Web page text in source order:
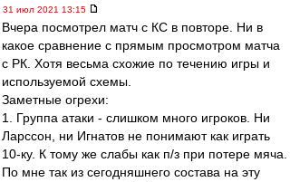
31 июл 2021 13:15
Вчера посмотрел матч с КС в повторе. Ни в
какое сравнение с прямым просмотром матча
с РК. Хотя весьма схожие по течению игры и
используемой схемы.
Заметные огрехи:
1. Группа атаки - слишком много игроков. Ни
Ларссон, ни Игнатов не понимают как играть
10-ку. К тому же слабы как п/з при потере мяча.
По мне так из сегодняшнего состава на эту